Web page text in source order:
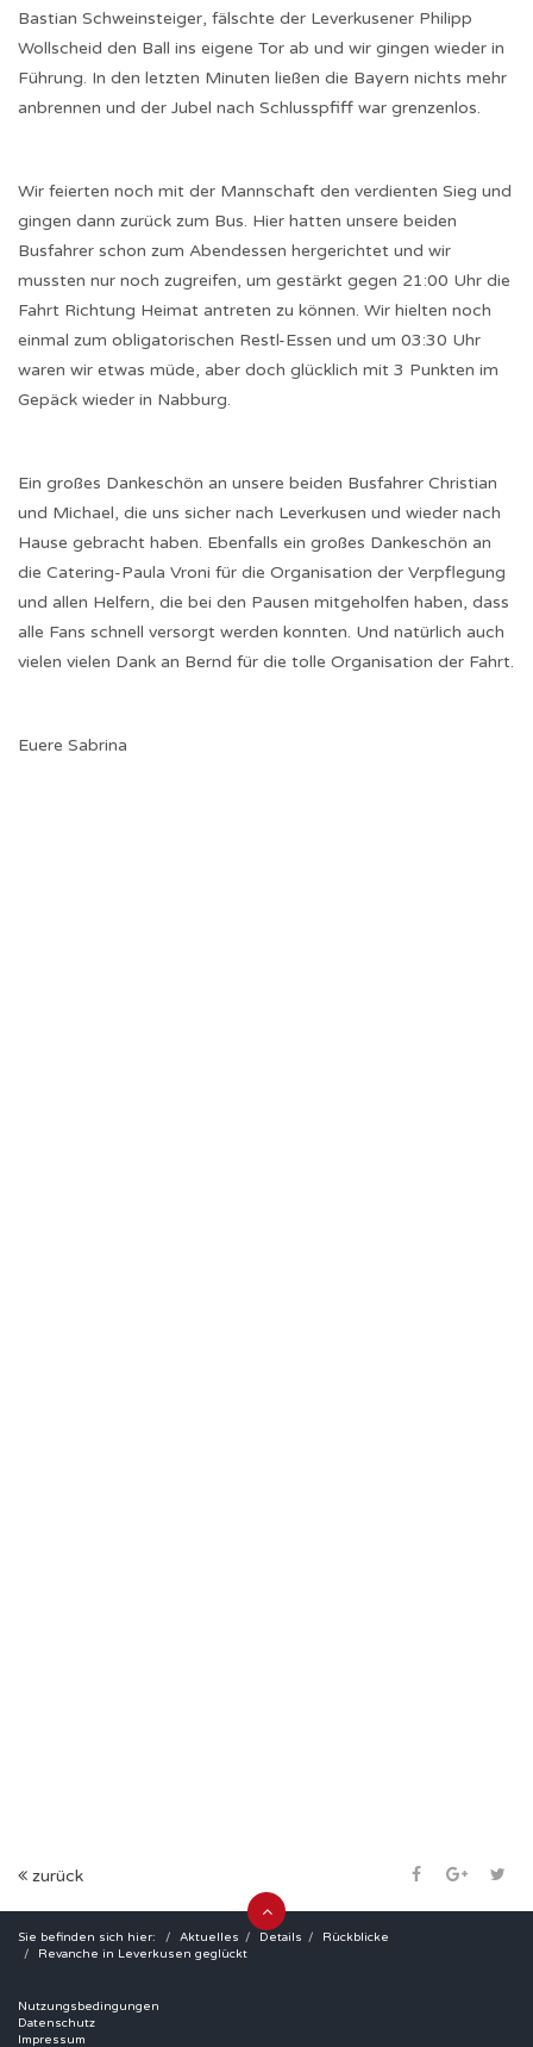
Bastian Schweinsteiger, fälschte der Leverkusener Philipp
Wollscheid den Ball ins eigene Tor ab und wir gingen wieder in
Führung. In den letzten Minuten ließen die Bayern nichts mehr
anbrennen und der Jubel nach Schlusspfiff war grenzenlos.
Wir feierten noch mit der Mannschaft den verdienten Sieg und
gingen dann zurück zum Bus. Hier hatten unsere beiden
Busfahrer schon zum Abendessen hergerichtet und wir
mussten nur noch zugreifen, um gestärkt gegen 21:00 Uhr die
Fahrt Richtung Heimat antreten zu können. Wir hielten noch
einmal zum obligatorischen Restl-Essen und um 03:30 Uhr
waren wir etwas müde, aber doch glücklich mit 3 Punkten im
Gepäck wieder in Nabburg.
Ein großes Dankeschön an unsere beiden Busfahrer Christian
und Michael, die uns sicher nach Leverkusen und wieder nach
Hause gebracht haben. Ebenfalls ein großes Dankeschön an
die Catering-Paula Vroni für die Organisation der Verpflegung
und allen Helfern, die bei den Pausen mitgeholfen haben, dass
alle Fans schnell versorgt werden konnten. Und natürlich auch
vielen vielen Dank an Bernd für die tolle Organisation der Fahrt.
Euere Sabrina
zurück
Sie befinden sich hier: Aktuelles Details
Rückblicke
Revanche in Leverkusen geglückt
Nutzungsbedingungen
Datenschutz
Impressum